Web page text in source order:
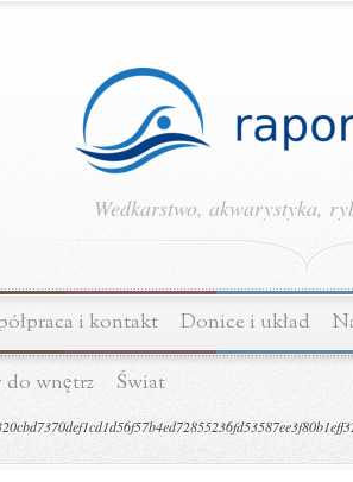
Wedkarstwo, akwarystyka,
i kontakt Donice i układ
wnętrz Świat